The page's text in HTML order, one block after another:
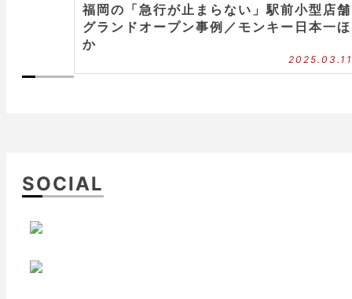
福岡の「急行が止まらない」駅前小型店舗
グランドオープン事例／モンキー日本一ほ
か
2025.03.11
SOCIAL